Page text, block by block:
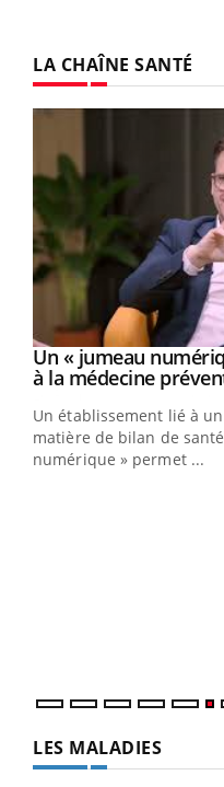
LA CHAÎNE SANTÉ
Youtube
Un « jumeau
à la médecine
Un établissement lié à
matière de bilan de
numérique » permet ...
LES MALADIES